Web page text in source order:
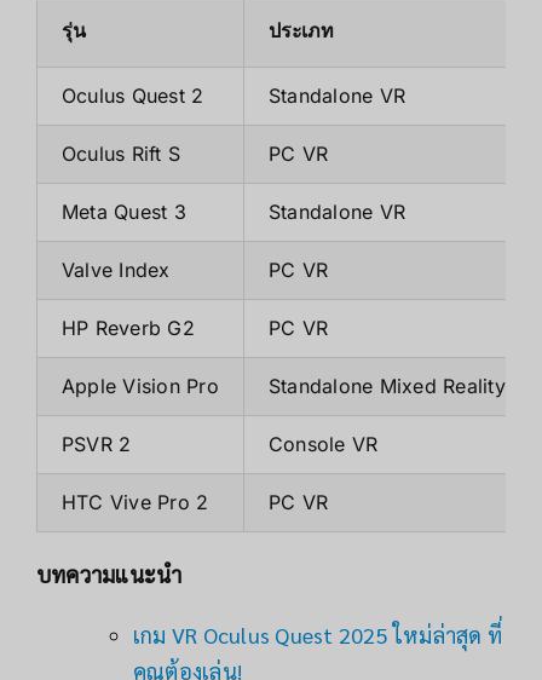
รุ่น ประเภท
Oculus Quest 2 Standalone VR
Oculus Rift S PC VR
Meta Quest 3 Standalone VR
Valve Index PC VR
HP Reverb G2 PC VR
Apple Vision Pro Standalone Mixed Reality
PSVR 2 Console VR
HTC Vive Pro 2 PC VR
บทความแนะนำ
เกม VR Oculus Quest 2025 ใหม่ล่าสุด ที่
คุณต้องเล่น!